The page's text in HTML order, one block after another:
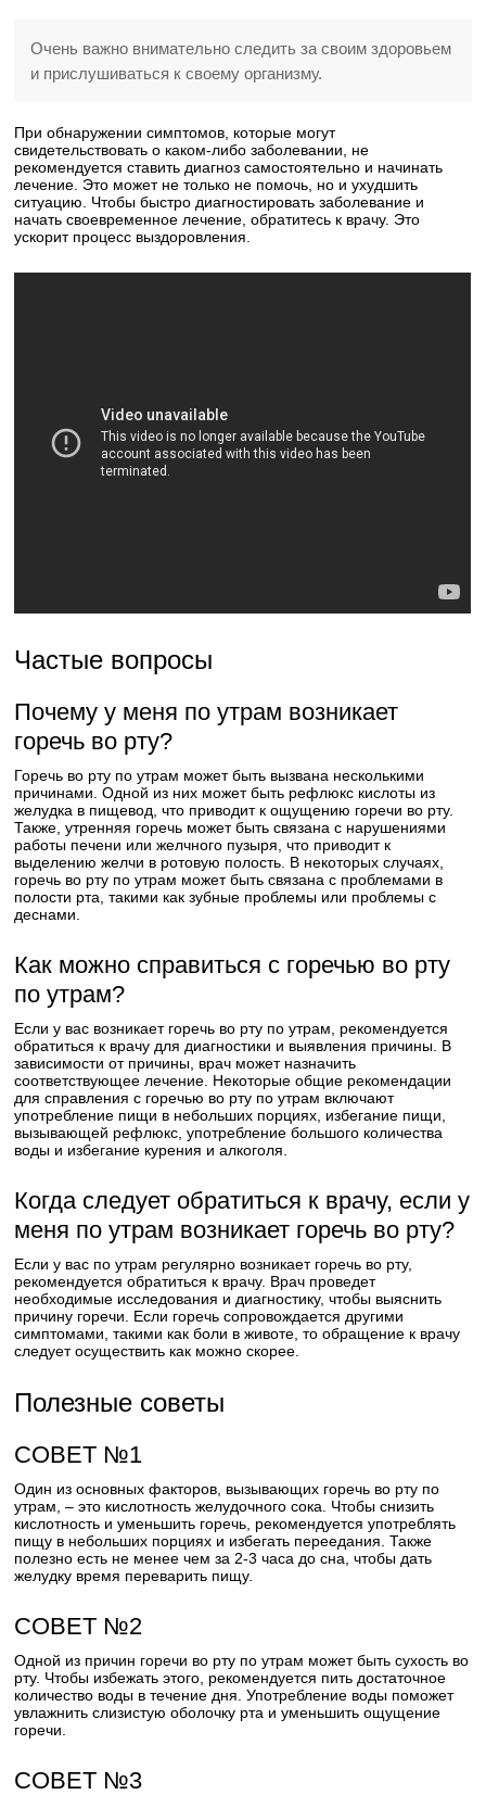
Очень важно внимательно следить за своим здоровьем
и прислушиваться к своему организму.
При обнаружении симптомов, которые могут
свидетельствовать о каком-либо заболевании, не
рекомендуется ставить диагноз самостоятельно и начинать
лечение. Это может не только не помочь, но и ухудшить
ситуацию. Чтобы быстро диагностировать заболевание и
начать своевременное лечение, обратитесь к врачу. Это
ускорит процесс выздоровления.
Частые вопросы
Почему у меня по утрам возникает
горечь во рту?
Горечь во рту по утрам может быть вызвана несколькими
причинами. Одной из них может быть рефлюкс кислоты из
желудка в пищевод, что приводит к ощущению горечи во рту.
Также, утренняя горечь может быть связана с нарушениями
работы печени или желчного пузыря, что приводит к
выделению желчи в ротовую полость. В некоторых случаях,
горечь во рту по утрам может быть связана с проблемами в
полости рта, такими как зубные проблемы или проблемы с
деснами.
Как можно справиться с горечью во рту
по утрам?
Если у вас возникает горечь во рту по утрам, рекомендуется
обратиться к врачу для диагностики и выявления причины. В
зависимости от причины, врач может назначить
соответствующее лечение. Некоторые общие рекомендации
для справления с горечью во рту по утрам включают
употребление пищи в небольших порциях, избегание пищи,
вызывающей рефлюкс, употребление большого количества
воды и избегание курения и алкоголя.
Когда следует обратиться к врачу, если у
меня по утрам возникает горечь во рту?
Если у вас по утрам регулярно возникает горечь во рту,
рекомендуется обратиться к врачу. Врач проведет
необходимые исследования и диагностику, чтобы выяснить
причину горечи. Если горечь сопровождается другими
симптомами, такими как боли в животе, то обращение к врачу
следует осуществить как можно скорее.
Полезные советы
СОВЕТ №1
Один из основных факторов, вызывающих горечь во рту по
утрам, – это кислотность желудочного сока. Чтобы снизить
кислотность и уменьшить горечь, рекомендуется употреблять
пищу в небольших порциях и избегать переедания. Также
полезно есть не менее чем за 2-3 часа до сна, чтобы дать
желудку время переварить пищу.
СОВЕТ №2
Одной из причин горечи во рту по утрам может быть сухость во
рту. Чтобы избежать этого, рекомендуется пить достаточное
количество воды в течение дня. Употребление воды поможет
увлажнить слизистую оболочку рта и уменьшить ощущение
горечи.
СОВЕТ №3